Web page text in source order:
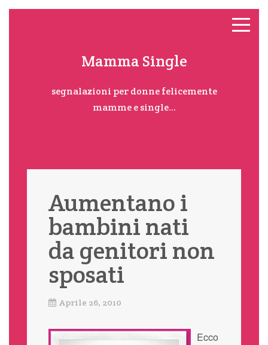
Mamma Single
segnalazioni per donne felicemente
mamme e single...
Aumentano i
bambini nati
da genitori non
sposati
Aprile 26, 2010
Ecco